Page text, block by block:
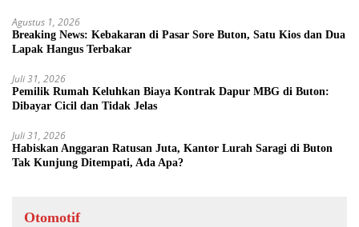
Agustus 1, 2026
Breaking News: Kebakaran di Pasar Sore Buton, Satu Kios dan Dua
Lapak Hangus Terbakar
Juli 31, 2026
Pemilik Rumah Keluhkan Biaya Kontrak Dapur MBG di Buton:
Dibayar Cicil dan Tidak Jelas
Juli 31, 2026
Habiskan Anggaran Ratusan Juta, Kantor Lurah Saragi di Buton
Tak Kunjung Ditempati, Ada Apa?
Otomotif